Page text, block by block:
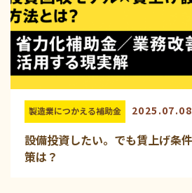
製造業につかえる補助金 2025.07.08
設備投資したい。でも賃上げ条
策は？